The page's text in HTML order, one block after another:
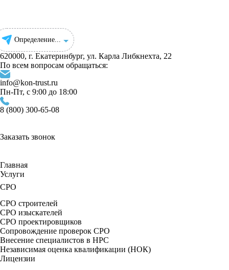
Определение...
620000, г. Екатеринбург, ул. ​Карла Либкнехта, 22
По всем вопросам обращаться:
info@kon-trust.ru
Пн-Пт, с 9:00 до 18:00
8 (800) 300-65-08
Заказать звонок
Главная
Услуги
СРО
СРО строителей
СРО изыскателей
СРО проектировщиков
Сопровождение проверок СРО
Внесение специалистов в НРС
Независимая оценка квалификации (НОК)
Лицензии